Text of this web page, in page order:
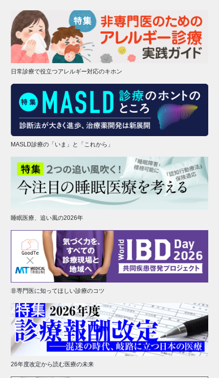
日常診療で役立つアレルギー対応のキホン
MASLD診療の「いま」と「これから」
睡眠医療、追い風の2026年
非専門医に知ってほしい診療のコツ
26年度改定から読む医療の未来